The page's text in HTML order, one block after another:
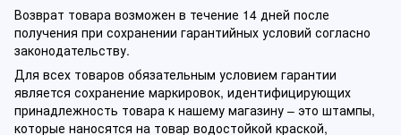
Возврат товара возможен в течение 14 дней после
получения при сохранении гарантийных условий согласно
законодательству.
Для всех товаров обязательным условием гарантии
является сохранение маркировок, идентифицирующих
принадлежность товара к нашему магазину – это штампы,
которые наносятся на товар водостойкой краской,